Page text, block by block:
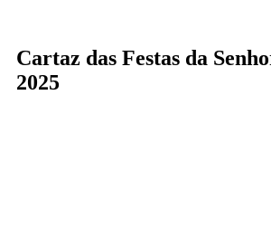
Cartaz das Festas da
2025